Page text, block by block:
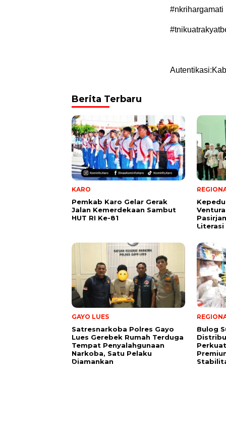
#nkrihargamati
Berita Terbaru
KARO
Pemkab Karo Gelar Gerak
Jalan Kemerdekaan Sambut
HUT RI Ke-81
Literasi
GAYO LUES
Satresnarkoba Polres Gayo
Lues Gerebek Rumah Terduga
Tempat Penyalahgunaan
Narkoba, Satu Pelaku
Diamankan
Bulog